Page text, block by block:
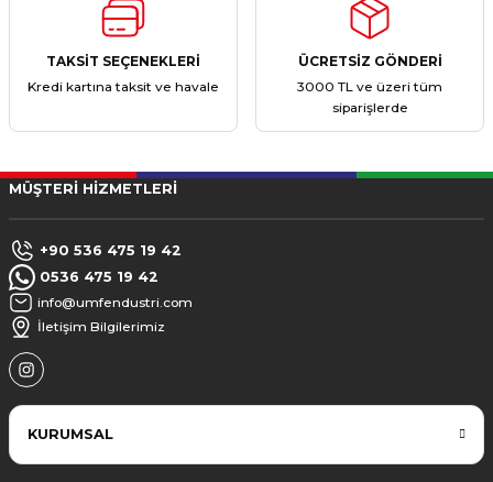
TAKSİT SEÇENEKLERİ
Kredi kartına taksit ve havale
ÜCRETSİZ GÖNDERİ
3000 TL ve üzeri tüm
siparişlerde
MÜŞTERİ HİZMETLERİ
+90 536 475 19 42
0536 475 19 42
info@umfendustri.com
İletişim Bilgilerimiz
KURUMSAL